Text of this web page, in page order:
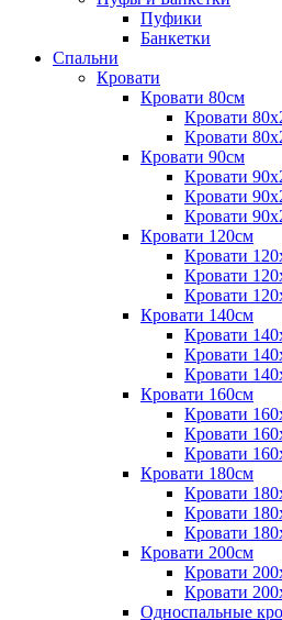
Пуфики
Банкетки
Спальни
Кровати
Кровати 80см
Кровати
Кровати
Кровати 90см
Кровати
Кровати
Кровати
Кровати 120см
Кровати
Кровати
Кровати
Кровати 140см
Кровати
Кровати
Кровати
Кровати 160см
Кровати
Кровати
Кровати
Кровати 180см
Кровати
Кровати
Кровати
Кровати 200см
Кровати
Кровати
Односпальные